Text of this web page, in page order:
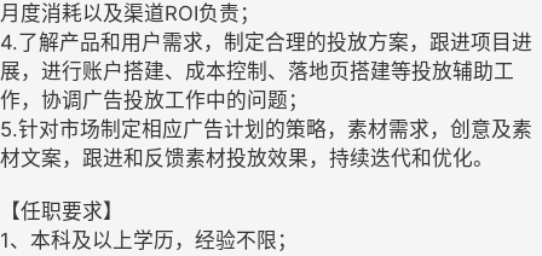
月度消耗以及渠道ROI负责；
4.了解产品和用户需求，制定合理的投放方案，跟进项目进
展，进行账户搭建、成本控制、落地页搭建等投放辅助工
作，协调广告投放工作中的问题；
5.针对市场制定相应广告计划的策略，素材需求，创意及素
材文案，跟进和反馈素材投放效果，持续迭代和优化。
【任职要求】
1、本科及以上学历，经验不限；